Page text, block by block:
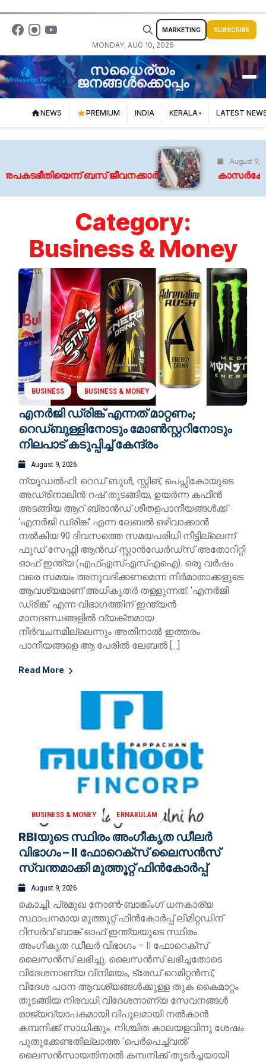
MONDAY, AUG 10, 2026
MARKETING SUBSCRIBE
സധൈര്യം
ജനങ്ങൾക്കൊപ്പം
NEWS PREMIUM INDIA KERALA LATEST
ബസ് ജീവനക്കാര്‍
August 9, 2026
കാസർകോട്
Category:
Business & Money
BUSINESS BUSINESS & MONEY
എനർജി ഡ്രിങ്ക് എന്നത് മാറ്റണം;
റെഡ്ബുള്ളിനോടും മോൺസ്റ്ററിനോടും
നിലപാട് കടുപ്പിച്ച് കേന്ദ്രം
August 9, 2026
ന്യൂഡല്‍ഹി: റെഡ് ബുള്‍, സ്റ്റിങ്, പെപ്സികോയുടെ
അഡ്രിനാലിന്‍ റഷ് തുടങ്ങിയ, ഉയര്‍ന്ന കഫീന്‍
അടങ്ങിയ ആറ് ബ്രാന്‍ഡ് ശീതളപാനീയങ്ങള്‍ക്ക്
‘എനര്‍ജി ഡ്രിങ്ക്’ എന്ന ലേബല്‍ ഒഴിവാക്കാന്‍
നല്‍കിയ 90 ദിവസത്തെ സമയപരിധി നീട്ടില്ലെന്ന്
ഫുഡ് സേഫ്റ്റി ആന്‍ഡ് സ്റ്റാന്‍ഡേര്‍ഡ്സ് അതോറിറ്റി
ഓഫ് ഇന്ത്യ (എഫ്എസ്എസ്എഐ). ഒരു വര്‍ഷം
വരെ സമയം അനുവദിക്കണമെന്ന നിര്‍മാതാക്കളുടെ
ആവശ്യമാണ് അധികൃതർ തള്ളുന്നത്. ‘എനര്‍ജി
ഡ്രിങ്ക്’ എന്ന വിഭാഗത്തിന് ഇന്ത്യന്‍
മാനദണ്ഡങ്ങളില്‍ വ്യക്തമായ
നിര്‍വചനമില്ലെന്നും അതിനാല്‍ ഇത്തരം
പാനീയങ്ങളെ ആ പേരില്‍ ലേബല്‍ […]
Read More
BUSINESS & MONEY ERNAKULAM
RBIയുടെ സ്ഥിരം അംഗീകൃത ഡീലർ
വിഭാഗം – II ഫോറെക്സ് ലൈസൻസ്
സ്വന്തമാക്കി മുത്തൂറ്റ് ഫിൻകോർപ്പ്
August 9, 2026
കൊച്ചി: പ്രമുഖ നോൺ-ബാങ്കിംഗ് ധനകാര്യ
സ്ഥാപനമായ മുത്തൂറ്റ് ഫിൻകോർപ്പ് ലിമിറ്റഡിന്
റിസർവ് ബാങ്ക് ഓഫ് ഇന്ത്യയുടെ സ്ഥിരം
അംഗീകൃത ഡീലർ വിഭാഗം – II ഫോറെക്സ്
ലൈസൻസ് ലഭിച്ചു. ലൈസൻസ് ലഭിച്ചതോടെ
വിദേശനാണ്യ വിനിമയം, ട്രേഡ് റെമിറ്റൻസ്,
വിദേശ പഠന ആവശ്യങ്ങൾക്കുള്ള തുക കൈമാറ്റം
തുടങ്ങിയ നിരവധി വിദേശനാണ്യ സേവനങ്ങൾ
രാജ്യവ്യാപകമായി വിപുലമായി നൽകാൻ
കമ്പനിക്ക് സാധിക്കും. നിശ്ചിത കാലയളവിനു ശേഷം
പുതുക്കേണ്ടതില്ലാത്ത ‘പെർപെച്ച്വൽ’
ലൈസൻസായതിനാൽ കമ്പനിക്ക് തുടർച്ചയായി